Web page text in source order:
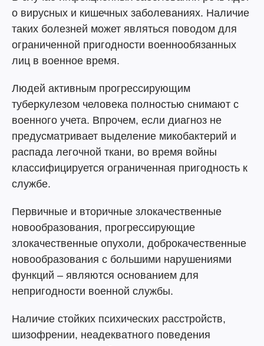
о вирусных и кишечных заболеваниях. Наличие
таких болезней может являться поводом для
ограниченной пригодности военнообязанных
лиц в военное время.
Людей активным прогрессирующим
туберкулезом человека полностью снимают с
военного учета. Впрочем, если диагноз не
предусматривает выделение микобактерий и
распада легочной ткани, во время войны
классифицируется ограниченная пригодность к
службе.
Первичные и вторичные злокачественные
новообразования, прогрессирующие
злокачественные опухоли, доброкачественные
новообразования с большими нарушениями
функций – являются основанием для
непригодности военной службы.
Наличие стойких психических расстройств,
шизофрении, неадекватного поведения